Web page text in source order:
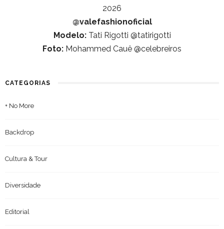
2026
@valefashionoficial
Modelo:Tati Rigotti @tatirigotti
Foto: Mohammed Cauê @celebreiros
CATEGORIAS
+ No More
Backdrop
Cultura & Tour
Diversidade
Editorial